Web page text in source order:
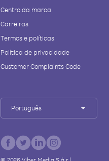
Centro da marca
Carreiras
Termos e políticas
Política de privacidade
Customer Complaints Code
Português